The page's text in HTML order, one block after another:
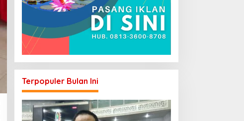
Terpopuler Bulan Ini